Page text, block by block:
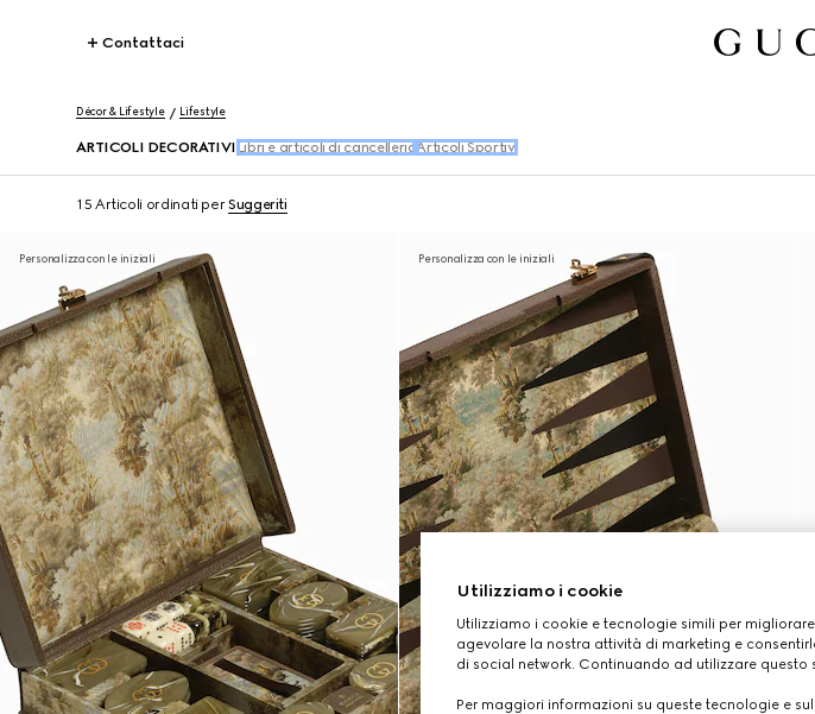
Contattaci
Décor & Lifestyle Lifestyle
ARTICOLI DECORATIVI Libri e articoli di cancelleria Articoli Sportivi
15 Articoli ordinati perSuggeriti
Personalizza con le iniziali Personalizza con le iniziali
Utilizziamo i cookie
Utilizziamo i cookie e tecnologie simili per
agevolare la nostra attività di marketing e
di social network. Continuando ad utilizzare
Per maggiori informazioni su queste tecnologie e